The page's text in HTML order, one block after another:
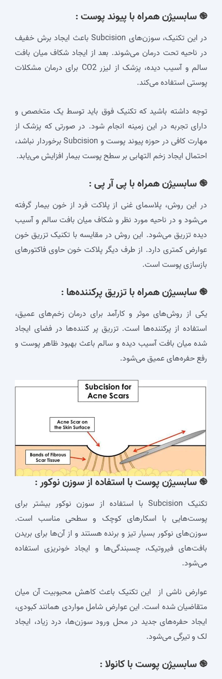
֎ سابسیژن همراه با پیوند پوست :
در این تکنیک، سوزن‌های Subcision باعث ایجاد برش خفیف
در ناحیه تحت درمان می‌شوند. بعد از ایجاد شکاف میان بافت
سالم و آسیب دیده، پزشک از لیزرCO2 برای درمان مشکلات
پوستی استفاده می‌کند.
توجه داشته باشید که تکنیک فوق باید توسط یک متخصص و
دارای تجربه در این زمینه انجام شود. در صورتی که پزشک از
مهارت کافی در حوزه پیوند پوست و Subcision برخوردار نباشد،
احتمال ایجاد زخم التهابی بر سطح پوست بیمار افزایش می‌یابد.
֎ سابسیژن همراه با پی آر پی :
در این روش، پلاسمای غنی از پلاکت فرد از خون بیمار گرفته
می‌شود و در ناحیه مورد نظر و شکاف میان بافت سالم و آسیب
دیده تزریق می‌شود. این روش در مقایسه با تکنیک تزریق خون
عوارض کمتری دارد. از طرف دیگر پلاکت خون حاوی فاکتورهای
بازسازی پوست است.
֎ سابسیژن همراه با تزریق پرکننده‌ها :
یکی از روش‌های موثر و کارآمد برای درمان زخم‌های عمیق،
استفاده از پرکننده‌ها است. تزریق پر کننده‌ها در فضای ایجاد
شده میان بافت آسیب دیده و سالم باعث بهبود ظاهر پوست و
رفع حفره‌های عمیق می‌شود.
֎ سابسیژن پوست با استفاده از سوزن نوکور :
تکنیک Subcision با استفاده از سوزن نوکور بیشتر برای
پوست‌هایی با اسکارهای کوچک و سطحی مناسب است.
سوزن‌های نوکور بسیار تیز و برنده هستند و از آن‌ها برای بریدن
بافت‌های فیروتیک، چسبندگی‌ها و ایجاد خونریزی استفاده
می‌شود.
عوارض ناشی از این تکنیک باعث کاهش محبوبیت آن میان
متقاضیان شده است. این عوارض شامل مواردی همانند کبودی،
ایجاد حفره‌های جدید در محل ورود سوزن‌ها، درد زیاد، ایجاد
لک و تیرگی می‌شود.
֎ سابسیژن پوست با کانولا :